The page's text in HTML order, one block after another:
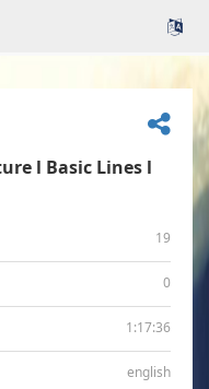
l Basic Lines l
19
0
1:17:36
english